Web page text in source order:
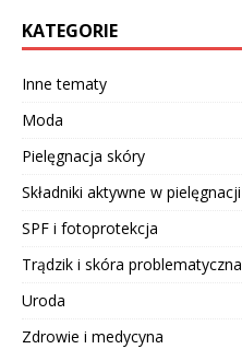
KATEGORIE
Inne tematy
Moda
Pielęgnacja skóry
Składniki aktywne w pielęgnacji
SPF i fotoprotekcja
Trądzik i skóra problematyczna
Uroda
Zdrowie i medycyna